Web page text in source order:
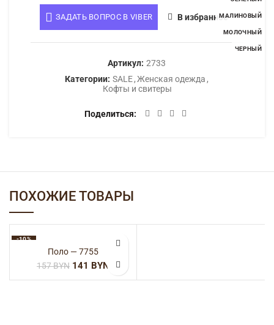
МАЛИНОВЫЙ
МОЛОЧНЫЙ
ЧЕРНЫЙ
ЗАДАТЬ ВОПРОС В VIBER В избранное
Артикул: 2733
Категории: SALE,Женская одежда ,
Кофты и свитеры
Поделиться
ПОХОЖИЕ ТОВАРЫ
-10%
Поло — 7755
157BYN 141 BYN